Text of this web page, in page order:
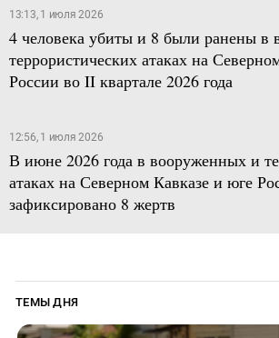
13:13, 1 июля 2026
4 человека убиты и 8 были ранены в
террористических атаках на
России во II квартале 2026 года
12:56, 1 июля 2026
В июне 2026 года в вооруженных и
атаках на Северном Кавказе и юге
зафиксировано 8 жертв
ТЕМЫ ДНЯ